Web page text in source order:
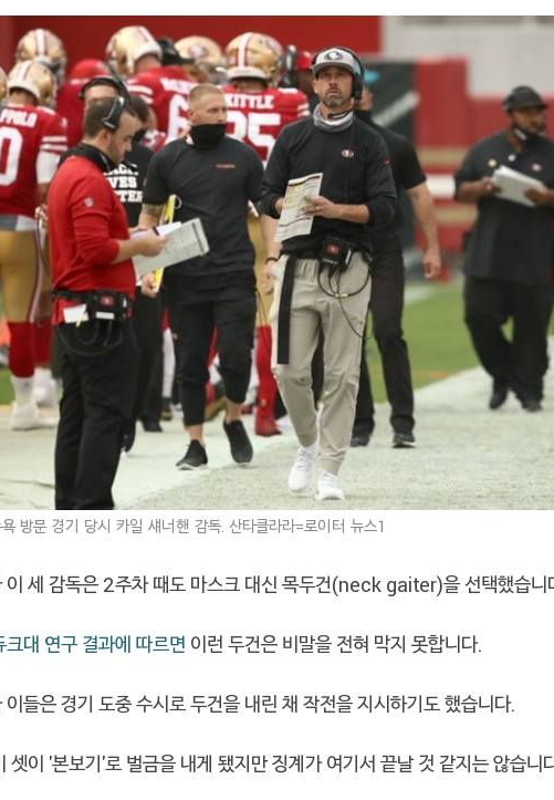
방문 경기 당시 카일 섀너핸 감독. 산타클라라=로이터 뉴스1
이 세 감독은 2주차 때도 마스크 대신 목두건(neck gaiter)을 선택했습니
크대 연구 결과에 따르면 이런 두건은 비말을 전혀 막지 못합니다.
이들은 경기 도중 수시로 두건을 내린 채 작전을 지시하기도 했습니다.
셋이 '본보기'로 벌금을 내게 됐지만 징계가 여기서 끝날 것 같지는 않습니